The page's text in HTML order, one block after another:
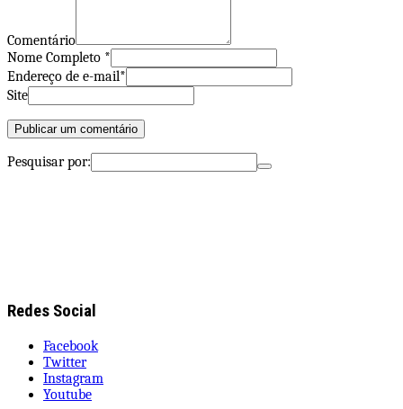
Comentário
Nome Completo *
Endereço de e-mail*
Site
Pesquisar por:
Redes Social
Facebook
Twitter
Instagram
Youtube